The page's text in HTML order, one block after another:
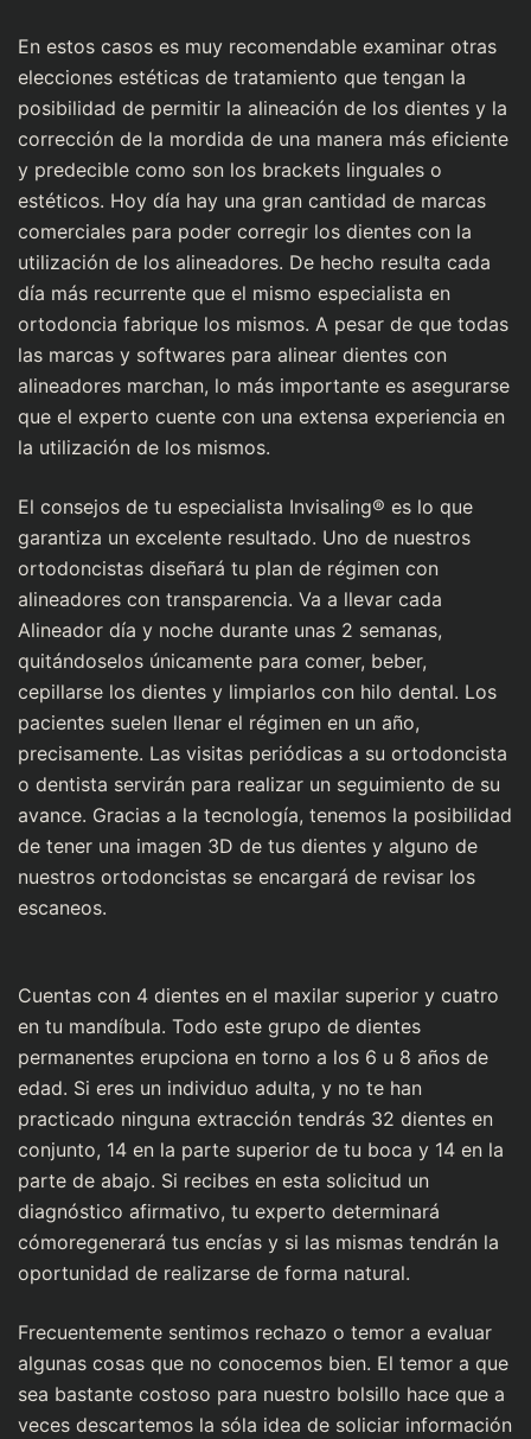
En estos casos es muy recomendable examinar otras
elecciones estéticas de tratamiento que tengan la
posibilidad de permitir la alineación de los dientes y la
corrección de la mordida de una manera más eficiente
y predecible como son los brackets linguales o
estéticos. Hoy día hay una gran cantidad de marcas
comerciales para poder corregir los dientes con la
utilización de los alineadores. De hecho resulta cada
día más recurrente que el mismo especialista en
ortodoncia fabrique los mismos. A pesar de que todas
las marcas y softwares para alinear dientes con
alineadores marchan, lo más importante es asegurarse
que el experto cuente con una extensa experiencia en
la utilización de los mismos.
El consejos de tu especialista Invisaling® es lo que
garantiza un excelente resultado. Uno de nuestros
ortodoncistas diseñará tu plan de régimen con
alineadores con transparencia. Va a llevar cada
Alineador día y noche durante unas 2 semanas,
quitándoselos únicamente para comer, beber,
cepillarse los dientes y limpiarlos con hilo dental. Los
pacientes suelen llenar el régimen en un año,
precisamente. Las visitas periódicas a su ortodoncista
o dentista servirán para realizar un seguimiento de su
avance. Gracias a la tecnología, tenemos la posibilidad
de tener una imagen 3D de tus dientes y alguno de
nuestros ortodoncistas se encargará de revisar los
escaneos.
Cuentas con 4 dientes en el maxilar superior y cuatro
en tu mandíbula. Todo este grupo de dientes
permanentes erupciona en torno a los 6 u 8 años de
edad. Si eres un individuo adulta, y no te han
practicado ninguna extracción tendrás 32 dientes en
conjunto, 14 en la parte superior de tu boca y 14 en la
parte de abajo. Si recibes en esta solicitud un
diagnóstico afirmativo, tu experto determinará
cómoregenerará tus encías y si las mismas tendrán la
oportunidad de realizarse de forma natural.
Frecuentemente sentimos rechazo o temor a evaluar
algunas cosas que no conocemos bien. El temor a que
sea bastante costoso para nuestro bolsillo hace que a
veces descartemos la sóla idea de soliciar información